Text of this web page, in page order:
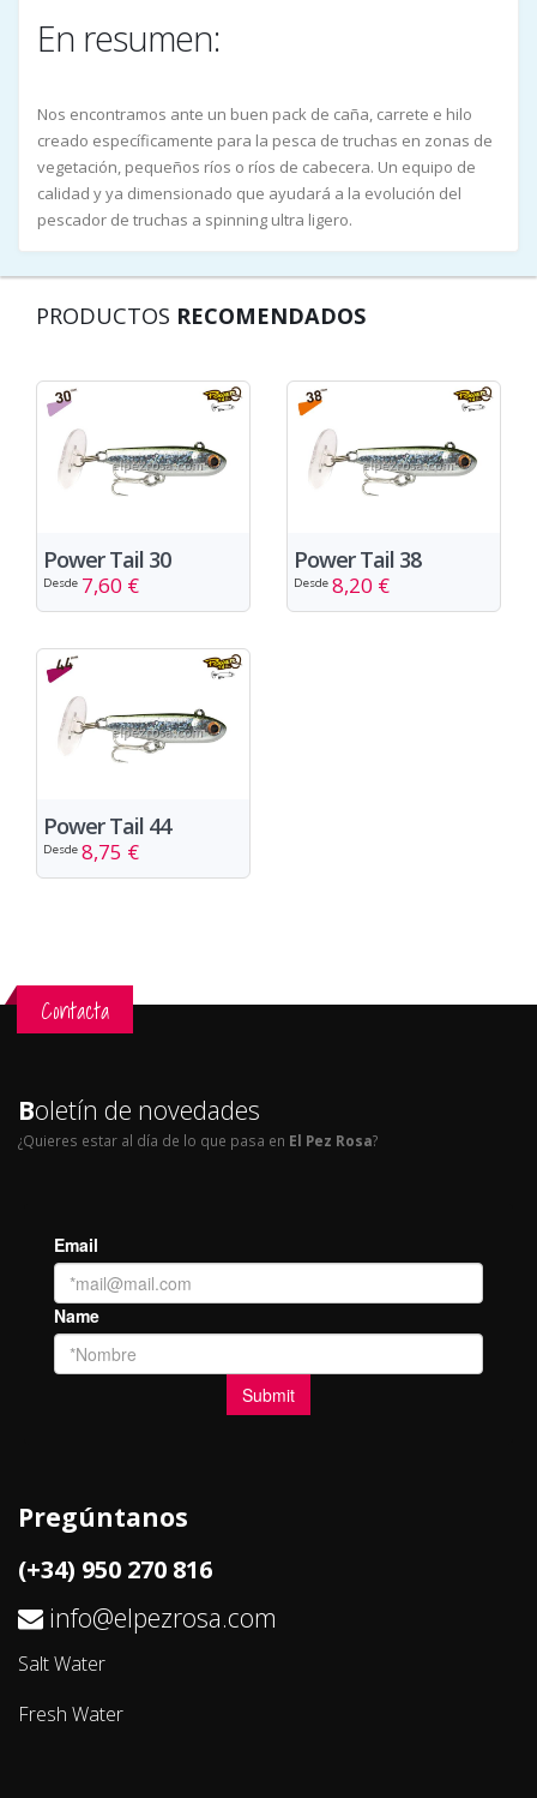
En resumen:
Nos encontramos ante un buen pack de caña, carrete e hilo
creado específicamente para la pesca de truchas en zonas de
vegetación, pequeños ríos o ríos de cabecera. Un equipo de
calidad y ya dimensionado que ayudará a la evolución del
pescador de truchas a spinning ultra ligero.
PRODUCTOS RECOMENDADOS
Power Tail 30
Desde 7,60 €
Power Tail 38
Desde 8,20 €
Power Tail 44
Desde 8,75 €
Contacta
Boletín de novedades
¿Quieres estar al día de lo que pasa en El Pez Rosa?
Pregúntanos
(+34) 950 270 816
info@elpezrosa.com
Salt Water
Fresh Water